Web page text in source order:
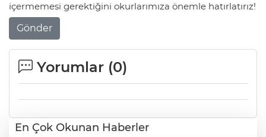
içermemesi gerektiğini okurlarımıza önemle hatırlatırız!
Gönder
Yorumlar (0)
En Çok Okunan Haberler